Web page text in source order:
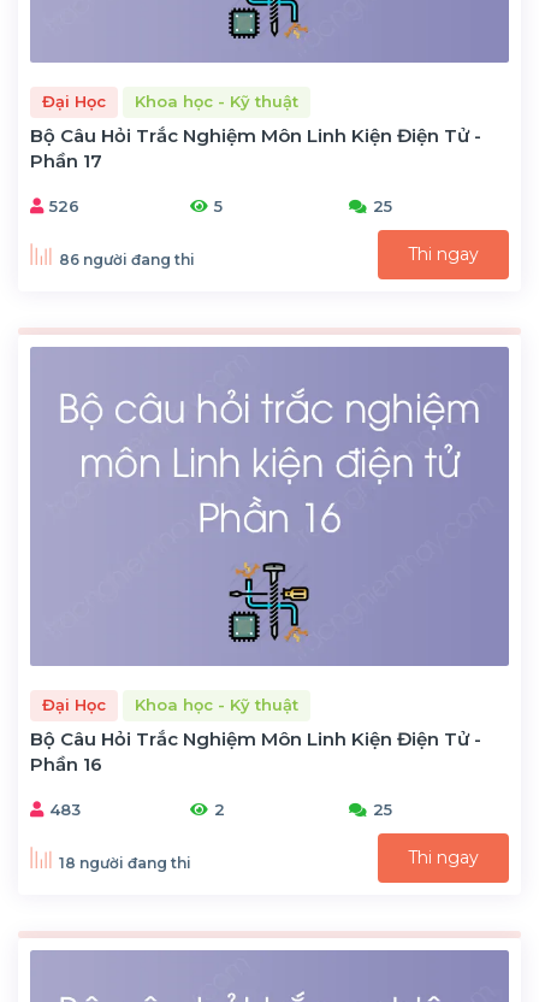
Đại Học Khoa học - Kỹ thuật
Bộ Câu Hỏi Trắc Nghiệm Môn Linh Kiện Điện Tử -
Phần 17
526 5 25
86 người đang thi Thi ngay
Đại Học Khoa học - Kỹ thuật
Bộ Câu Hỏi Trắc Nghiệm Môn Linh Kiện Điện Tử -
Phần 16
483 2 25
18 người đang thi Thi ngay